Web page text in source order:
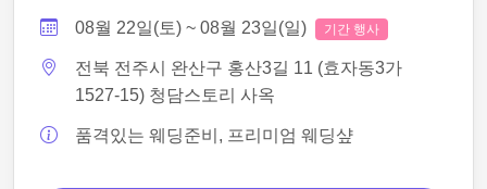
08월 22일(토) ~ 08월 23일(일) 기간 행사
전북 전주시 완산구 홍산3길 11 (효자동3가
1527-15) 청담스토리 사옥
품격있는 웨딩준비, 프리미엄 웨딩샾